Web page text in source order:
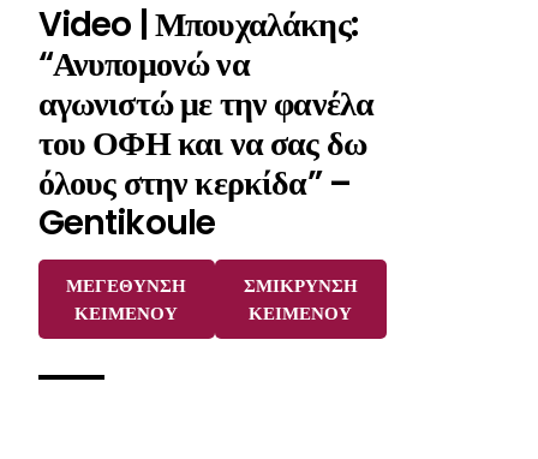
Video | Μπουχαλάκης:
“Ανυπομονώ να
αγωνιστώ με την φανέλα
του ΟΦΗ και να σας δω
όλους στην κερκίδα” –
Gentikoule
ΜΕΓΕΘΥΝΣΗ
ΚΕΙΜΕΝΟΥ
ΣΜΙΚΡΥΝΣΗ
ΚΕΙΜΕΝΟΥ